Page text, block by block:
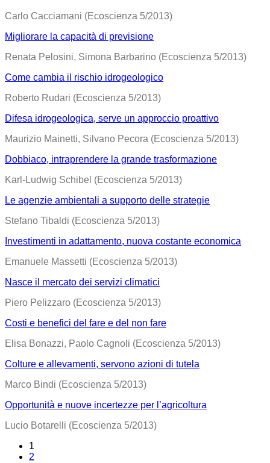
Carlo Cacciamani (Ecoscienza 5/2013)
Migliorare la capacità di previsione
Renata Pelosini, Simona Barbarino (Ecoscienza 5/2013)
Come cambia il rischio idrogeologico
Roberto Rudari (Ecoscienza 5/2013)
Difesa idrogeologica, serve un approccio proattivo
Maurizio Mainetti, Silvano Pecora (Ecoscienza 5/2013)
Dobbiaco, intraprendere la grande trasformazione
Karl-Ludwig Schibel (Ecoscienza 5/2013)
Le agenzie ambientali a supporto delle strategie
Stefano Tibaldi (Ecoscienza 5/2013)
Investimenti in adattamento, nuova costante economica
Emanuele Massetti (Ecoscienza 5/2013)
Nasce il mercato dei servizi climatici
Piero Pelizzaro (Ecoscienza 5/2013)
Costi e benefici del fare e del non fare
Elisa Bonazzi, Paolo Cagnoli (Ecoscienza 5/2013)
Colture e allevamenti, servono azioni di tutela
Marco Bindi (Ecoscienza 5/2013)
Opportunità e nuove incertezze per l’agricoltura
Lucio Botarelli (Ecoscienza 5/2013)
1
2